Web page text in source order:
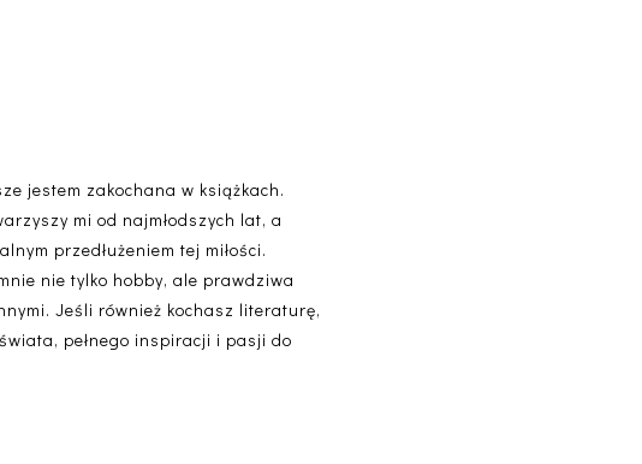
jestem zakochana w książkach.
mi od najmłodszych lat, a
przedłużeniem tej miłości.
nie tylko hobby, ale prawdziwa
Jeśli również kochasz literaturę,
pełnego inspiracji i pasji do